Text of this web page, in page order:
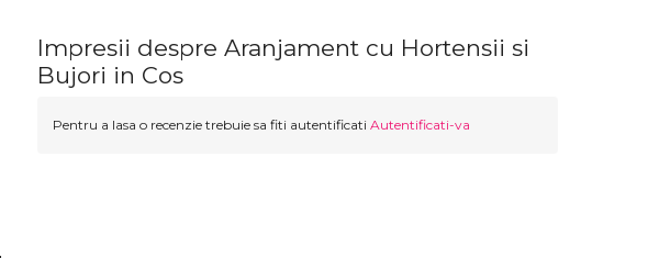
Impresii despre Aranjament cu Hortensii si
Bujori in Cos
Pentru a lasa o recenzie trebuie sa fiti autentificati Autentificati-va